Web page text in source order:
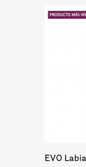
EVO